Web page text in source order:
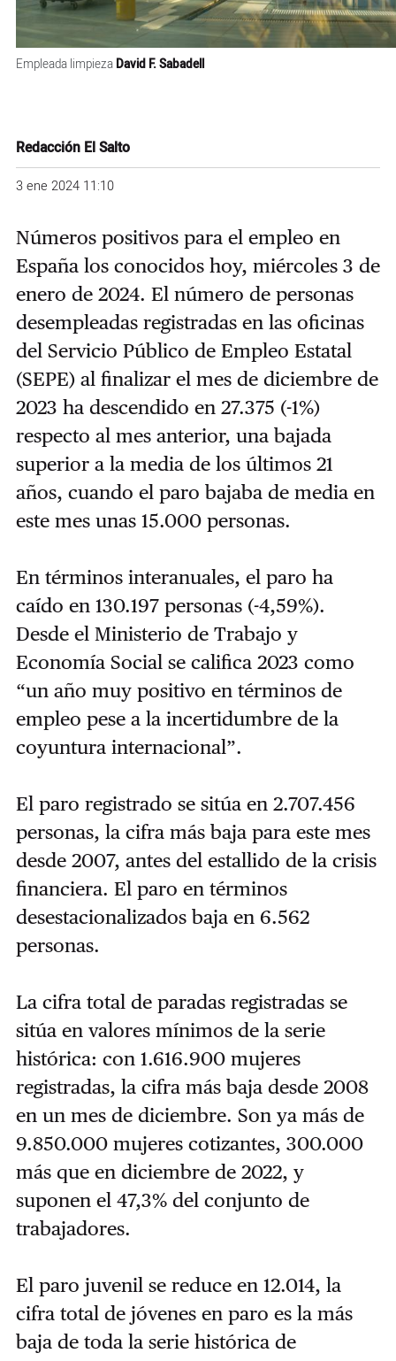
Empleada limpieza David F. Sabadell
Redacción El Salto
3 ene 2024 11:10
Números positivos para el empleo en
España los conocidos hoy, miércoles 3 de
enero de 2024. El número de personas
desempleadas registradas en las oficinas
del Servicio Público de Empleo Estatal
(SEPE) al finalizar el mes de diciembre de
2023 ha descendido en 27.375 (-1%)
respecto al mes anterior, una bajada
superior a la media de los últimos 21
años, cuando el paro bajaba de media en
este mes unas 15.000 personas.
En términos interanuales, el paro ha
caído en 130.197 personas (-4,59%).
Desde el Ministerio de Trabajo y
Economía Social se califica 2023 como
“un año muy positivo en términos de
empleo pese a la incertidumbre de la
coyuntura internacional”.
El paro registrado se sitúa en 2.707.456
personas, la cifra más baja para este mes
desde 2007, antes del estallido de la crisis
financiera. El paro en términos
desestacionalizados baja en 6.562
personas.
La cifra total de paradas registradas se
sitúa en valores mínimos de la serie
histórica: con 1.616.900 mujeres
registradas, la cifra más baja desde 2008
en un mes de diciembre. Son ya más de
9.850.000 mujeres cotizantes, 300.000
más que en diciembre de 2022, y
suponen el 47,3% del conjunto de
trabajadores.
El paro juvenil se reduce en 12.014, la
cifra total de jóvenes en paro es la más
baja de toda la serie histórica de